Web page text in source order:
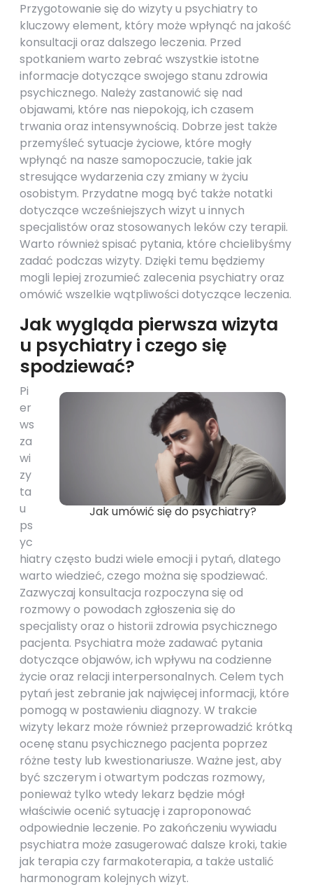
Przygotowanie się do wizyty u psychiatry to
kluczowy element, który może wpłynąć na jakość
konsultacji oraz dalszego leczenia. Przed
spotkaniem warto zebrać wszystkie istotne
informacje dotyczące swojego stanu zdrowia
psychicznego. Należy zastanowić się nad
objawami, które nas niepokoją, ich czasem
trwania oraz intensywnością. Dobrze jest także
przemyśleć sytuacje życiowe, które mogły
wpłynąć na nasze samopoczucie, takie jak
stresujące wydarzenia czy zmiany w życiu
osobistym. Przydatne mogą być także notatki
dotyczące wcześniejszych wizyt u innych
specjalistów oraz stosowanych leków czy terapii.
Warto również spisać pytania, które chcielibyśmy
zadać podczas wizyty. Dzięki temu będziemy
mogli lepiej zrozumieć zalecenia psychiatry oraz
omówić wszelkie wątpliwości dotyczące leczenia.
Jak wygląda pierwsza wizyta
u psychiatry i czego się
spodziewać?
Jak umówić się do psychiatry?
Pi
er
ws
za
wi
zy
ta
u
ps
yc
hiatry często budzi wiele emocji i pytań, dlatego
warto wiedzieć, czego można się spodziewać.
Zazwyczaj konsultacja rozpoczyna się od
rozmowy o powodach zgłoszenia się do
specjalisty oraz o historii zdrowia psychicznego
pacjenta. Psychiatra może zadawać pytania
dotyczące objawów, ich wpływu na codzienne
życie oraz relacji interpersonalnych. Celem tych
pytań jest zebranie jak najwięcej informacji, które
pomogą w postawieniu diagnozy. W trakcie
wizyty lekarz może również przeprowadzić krótką
ocenę stanu psychicznego pacjenta poprzez
różne testy lub kwestionariusze. Ważne jest, aby
być szczerym i otwartym podczas rozmowy,
ponieważ tylko wtedy lekarz będzie mógł
właściwie ocenić sytuację i zaproponować
odpowiednie leczenie. Po zakończeniu wywiadu
psychiatra może zasugerować dalsze kroki, takie
jak terapia czy farmakoterapia, a także ustalić
harmonogram kolejnych wizyt.